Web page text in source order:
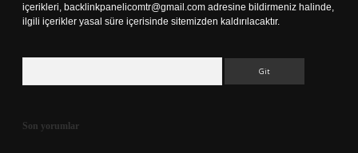
içerikleri, backlinkpanelicomtr@gmail.com adresine bildirmeniz halinde,
ilgili içerikler yasal süre içerisinde sitemizden kaldırılacaktır.
Son yorumlar